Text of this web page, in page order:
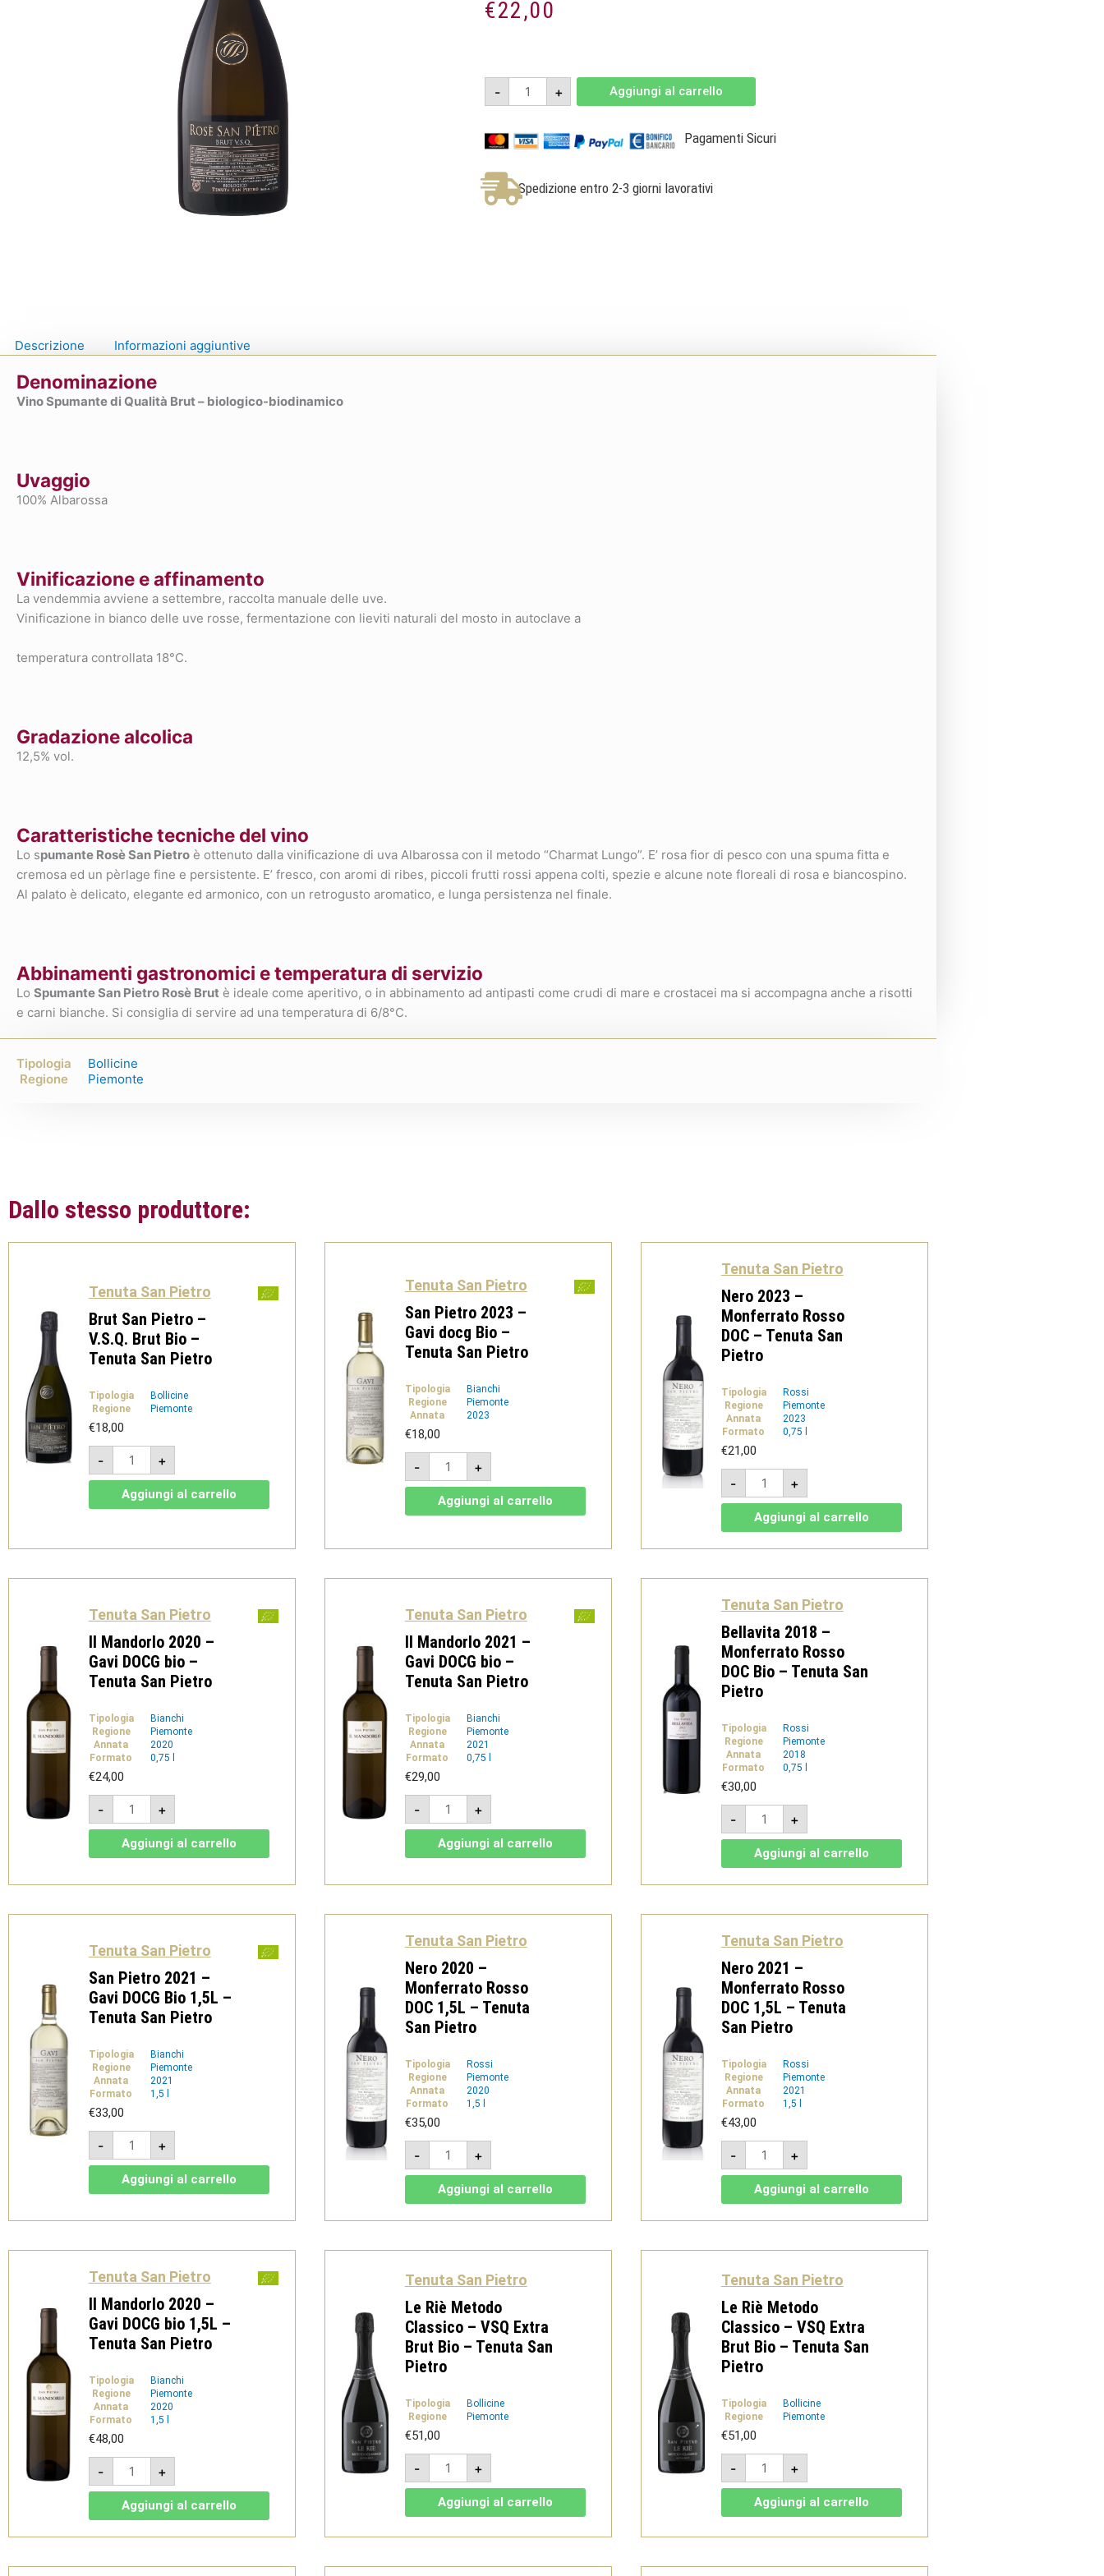
€22,00
-
Rosè
San
Pietro
V.S.Q.
Brut
Tenuta
San
Pietro
+ Aggiungi al carrello
Pagamenti Sicuri
Spedizione entro 2-3 giorni lavorativi
Descrizione Informazioni aggiuntive
Denominazione
Vino Spumante di Qualità Brut – biologico-biodinamico
Uvaggio
100% Albarossa
Vinificazione e affinamento
La vendemmia avviene a settembre, raccolta manuale delle uve.
Vinificazione in bianco delle uve rosse, fermentazione con lieviti naturali del mosto in autoclave a
temperatura controllata 18°C.
Gradazione alcolica
12,5% vol.
Caratteristiche tecniche del vino
Lo spumante Rosè San Pietro è ottenuto dalla vinificazione di uva Albarossa con il metodo “Charmat Lungo”. E’ rosa fior di pesco con una spuma fitta e
cremosa ed un pèrlage fine e persistente. E’ fresco, con aromi di ribes, piccoli frutti rossi appena colti, spezie e alcune note floreali di rosa e biancospino.
Al palato è delicato, elegante ed armonico, con un retrogusto aromatico, e lunga persistenza nel finale.
Abbinamenti gastronomici e temperatura di servizio
Lo Spumante San Pietro Rosè Brut è ideale come aperitivo, o in abbinamento ad antipasti come crudi di mare e crostacei ma si accompagna anche a risotti
e carni bianche. Si consiglia di servire ad una temperatura di 6/8°C.
Tipologia
Bollicine
Regione
Piemonte
Dallo stesso produttore:
Tenuta San Pietro
Brut San Pietro –
V.S.Q. Brut Bio –
Tenuta San Pietro
Tipologia
Bollicine
Regione
Piemonte
€18,00
-
Brut
San
Pietro
V.S.Q.
Brut
Tenuta
Pietro
+
Aggiungi al carrello
Tenuta San Pietro
San Pietro 2023 –
Gavi docg Bio –
Tenuta San Pietro
Tipologia
Bianchi
Regione
Piemonte
Annata
2023
€18,00
-
San
Pietro
2023
Gavi
docg
Pietro
+
Aggiungi al carrello
Tenuta San Pietro
Nero 2023 –
Monferrato Rosso
DOC – Tenuta San
Pietro
Tipologia
Rossi
Regione
Piemonte
Annata
2023
Formato
0,75 l
€21,00
-
Nero
2023
-
Monferrato
Rosso
DOC
-
quantità
+
Aggiungi al carrello
Tenuta San Pietro
Il Mandorlo 2020 –
Gavi DOCG bio –
Tenuta San Pietro
Tipologia
Bianchi
Regione
Piemonte
Annata
2020
Formato
0,75 l
€24,00
-
Il
Mandorlo
2020
Gavi
DOCG
-
San
+
Aggiungi al carrello
Tenuta San Pietro
Il Mandorlo 2021 –
Gavi DOCG bio –
Tenuta San Pietro
Tipologia
Bianchi
Regione
Piemonte
Annata
2021
Formato
0,75 l
€29,00
-
Il
Mandorlo
2021
Gavi
DOCG
-
San
quantità
+
Aggiungi al carrello
Tenuta San Pietro
Bellavita 2018 –
Monferrato Rosso
DOC Bio – Tenuta San
Pietro
Tipologia
Rossi
Regione
Piemonte
Annata
2018
Formato
0,75 l
€30,00
-
Bellavita
2018
-
Monferrato
Rosso
DOC
Bio
Pietro
quantità
+
Aggiungi al carrello
Tenuta San Pietro
San Pietro 2021 –
Gavi DOCG Bio 1,5L –
Tenuta San Pietro
Tipologia
Bianchi
Regione
Piemonte
Annata
2021
Formato
1,5 l
€33,00
-
San
Pietro
2021
Gavi
DOCG
1,5L
Tenuta
Pietro
quantità
+
Aggiungi al carrello
Tenuta San Pietro
Nero 2020 –
Monferrato Rosso
DOC 1,5L – Tenuta
San Pietro
Tipologia
Rossi
Regione
Piemonte
Annata
2020
Formato
1,5 l
€35,00
-
Nero
2020
-
Monferrato
Rosso
DOC
1,5L
quantità
+
Aggiungi al carrello
Tenuta San Pietro
Nero 2021 –
Monferrato Rosso
DOC 1,5L – Tenuta
San Pietro
Tipologia
Rossi
Regione
Piemonte
Annata
2021
Formato
1,5 l
€43,00
-
Nero
2021
-
Monferrato
Rosso
DOC
1,5L
quantità
+
Aggiungi al carrello
Tenuta San Pietro
Il Mandorlo 2020 –
Gavi DOCG bio 1,5L –
Tenuta San Pietro
Tipologia
Bianchi
Regione
Piemonte
Annata
2020
Formato
1,5 l
€48,00
-
Il
Mandorlo
2020
Gavi
DOCG
bio
+
Aggiungi al carrello
Tenuta San Pietro
Le Riè Metodo
Classico – VSQ Extra
Brut Bio – Tenuta San
Pietro
Tipologia
Bollicine
Regione
Piemonte
€51,00
-
Le
Riè
Metodo
Classico
VSQ
Extra
-
+
Aggiungi al carrello
Tenuta San Pietro
Le Riè Metodo
Classico – VSQ Extra
Brut Bio – Tenuta San
Pietro
Tipologia
Bollicine
Regione
Piemonte
€51,00
-
Le
Riè
Metodo
Classico
VSQ
Extra
-
+
Aggiungi al carrello